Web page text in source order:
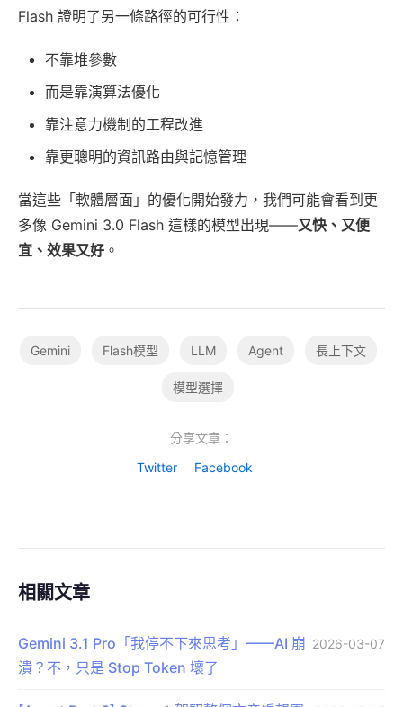
Flash 證明了另一條路徑的可行性：
不靠堆參數
而是靠演算法優化
靠注意力機制的工程改進
靠更聰明的資訊路由與記憶管理
當這些「軟體層面」的優化開始發力，我們可能會看到更
多像 Gemini 3.0 Flash 這樣的模型出現——又快、又便
宜、效果又好 。
Gemini Flash模型 LLM Agent 長上下文
模型選擇
分享文章：
Twitter
Facebook
相關文章
Gemini 3.1 Pro「我停不下來思考」——AI 崩
潰？不，只是 Stop Token 壞了
2026-03-07